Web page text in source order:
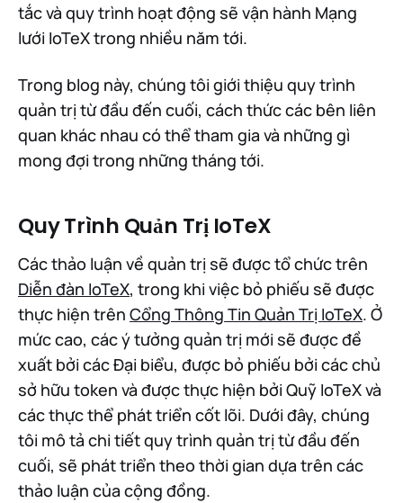
tắc và quy trình hoạt động sẽ vận hành Mạng
lưới IoTeX trong nhiều năm tới.
Trong blog này, chúng tôi giới thiệu quy trình
quản trị từ đầu đến cuối, cách thức các bên liên
quan khác nhau có thể tham gia và những gì
mong đợi trong những tháng tới.
Quy Trình Quản Trị IoTeX
Các thảo luận về quản trị sẽ được tổ chức trên
Diễn đàn IoTeX, trong khi việc bỏ phiếu sẽ được
thực hiện trên Cổng Thông Tin Quản Trị IoTeX. Ở
mức cao, các ý tưởng quản trị mới sẽ được đề
xuất bởi các Đại biểu, được bỏ phiếu bởi các chủ
sở hữu token và được thực hiện bởi Quỹ IoTeX và
các thực thể phát triển cốt lõi. Dưới đây, chúng
tôi mô tả chi tiết quy trình quản trị từ đầu đến
cuối, sẽ phát triển theo thời gian dựa trên các
thảo luận của cộng đồng.